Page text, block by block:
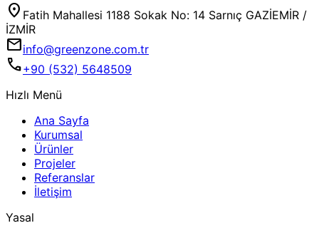
location_on Fatih Mahallesi 1188 Sokak No: 14 Sarnıç GAZİEMİR /
İZMİR
mailinfo@greenzone.com.tr
call+90 (532) 5648509
Hızlı Menü
Ana Sayfa
Kurumsal
Ürünler
Projeler
Referanslar
İletişim
Yasal